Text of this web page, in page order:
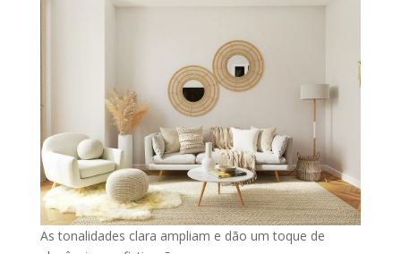
As tonalidades clara ampliam e dão um toque de